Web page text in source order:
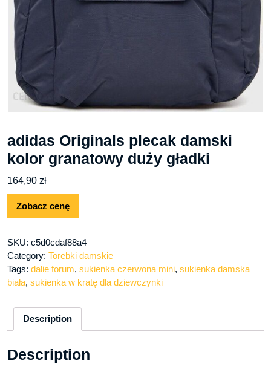
adidas Originals plecak damski
kolor granatowy duży gładki
164,90 zł
Zobacz cenę
SKU: c5d0cdaf88a4
Category: Torebki damskie
Tags: dalie forum, sukienka czerwona mini, sukienka damska
biała, sukienka w kratę dla dziewczynki
Description
Description